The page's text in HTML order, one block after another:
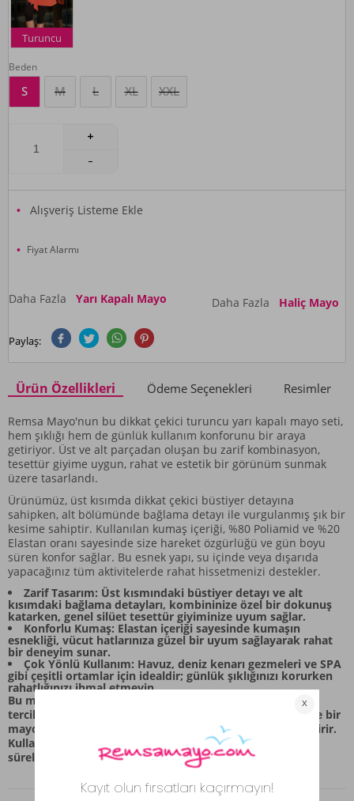
Turuncu
Beden
S M L XL XXL
Alışveriş Listeme Ekle
Fiyat Alarmı
Daha Fazla Yarı Kapalı Mayo Daha Fazla Haliç Mayo
Paylaş:
Ürün Özellikleri Ödeme Seçenekleri Resimler
Remsa Mayo'nun bu dikkat çekici turuncu yarı kapalı mayo seti,
hem şıklığı hem de günlük kullanım konforunu bir araya
getiriyor. Üst ve alt parçadan oluşan bu zarif kombinasyon,
tesettür giyime uygun, rahat ve estetik bir görünüm sunmak
üzere tasarlandı.
Ürünümüz, üst kısımda dikkat çekici büstiyer detayına
sahipken, alt bölümünde bağlama detayı ile vurgulanmış şık bir
kesime sahiptir. Kullanılan kumaş içeriği, %80 Poliamid ve %20
Elastan oranı sayesinde size hareket özgürlüğü ve gün boyu
süren konfor sağlar. Bu esnek yapı, su içinde veya dışarıda
yapacağınız tüm aktivitelerde rahat hissetmenizi destekler.
Zarif Tasarım: Üst kısmındaki büstiyer detayı ve alt
kısımdaki bağlama detayları, kombininize özel bir dokunuş
katarken, genel silüet tesettür giyiminize uyum sağlar.
Konforlu Kumaş: Elastan içeriği sayesinde kumaşın
esnekliği, vücut hatlarınıza güzel bir uyum sağlayarak rahat
bir deneyim sunar.
Çok Yönlü Kullanım: Havuz, deniz kenarı gezmeleri ve SPA
gibi çeşitli ortamlar için idealdir; günlük şıklığınızı korurken
rahatlığınızı ihmal etmeyin.
Bu mayo seti, özellikle canlı turuncu rengiyle göz alıcı bir
tercih sunar. Detaylardaki özenli işçilik, bu parçayı sadece bir
mayo olmaktan çıkarıp stil sahibi bir aksesuar haline getirir.
Kullanım sırasında kumaşın yapısına dikkat ederek uzun
süreli keyifli anlar yaşayabilirsiniz.